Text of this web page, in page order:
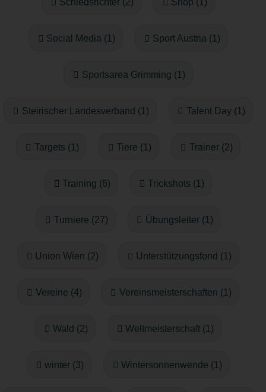
Schiedsrichter (2) Shop (1)
Social Media (1) Sport Austria (1)
Sportsarea Grimming (1)
Steirischer Landesverband (1) Talent Day (1)
Targets (1) Tiere (1) Trainer (2)
Training (6) Trickshots (1)
Turniere (27) Übungsleiter (1)
Union Wien (2) Unterstützungsfond (1)
Vereine (4) Vereinsmeisterschaften (1)
Wald (2) Weltmeisterschaft (1)
winter (3) Wintersonnenwende (1)